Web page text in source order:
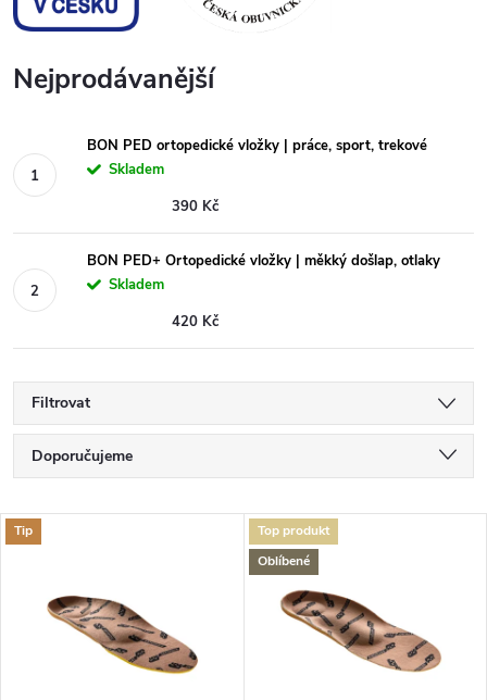
Nejprodávanější
BON PED ortopedické vložky | práce, sport, trekové
Skladem
390 Kč
BON PED+ Ortopedické vložky | měkký došlap, otlaky
Skladem
420 Kč
Filtrovat
Ř
a
Doporučujeme
Nejdražší
Abecedně
V
Tip
Top produkt
Oblíbené